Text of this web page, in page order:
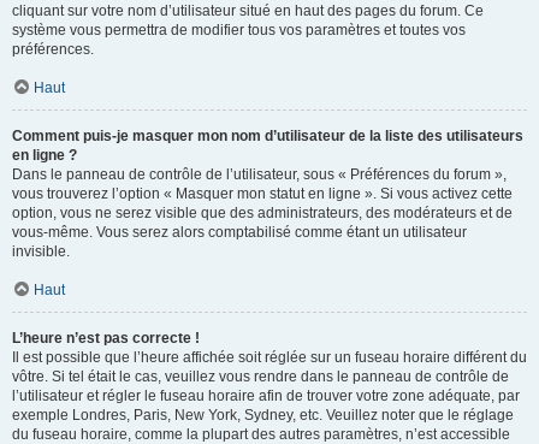
cliquant sur votre nom d’utilisateur situé en haut des pages du forum. Ce
système vous permettra de modifier tous vos paramètres et toutes vos
préférences.
Haut
Comment puis-je masquer mon nom d’utilisateur de la liste des utilisateurs
en ligne ?
Dans le panneau de contrôle de l’utilisateur, sous « Préférences du forum »,
vous trouverez l’option « Masquer mon statut en ligne ». Si vous activez cette
option, vous ne serez visible que des administrateurs, des modérateurs et de
vous-même. Vous serez alors comptabilisé comme étant un utilisateur
invisible.
Haut
L’heure n’est pas correcte !
Il est possible que l’heure affichée soit réglée sur un fuseau horaire différent du
vôtre. Si tel était le cas, veuillez vous rendre dans le panneau de contrôle de
l’utilisateur et régler le fuseau horaire afin de trouver votre zone adéquate, par
exemple Londres, Paris, New York, Sydney, etc. Veuillez noter que le réglage
du fuseau horaire, comme la plupart des autres paramètres, n’est accessible